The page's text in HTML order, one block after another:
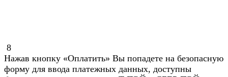
8
Нажав кнопку «Оплатить» Вы попадете на безопасную
форму для ввода платежных данных, доступны